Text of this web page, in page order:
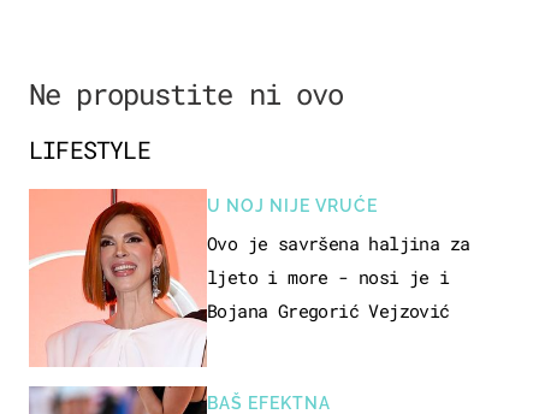
Ne propustite ni ovo
LIFESTYLE
U NOJ NIJE VRUĆE
Ovo je savršena haljina za
ljeto i more - nosi je i
Bojana Gregorić Vejzović
BAŠ EFEKTNA